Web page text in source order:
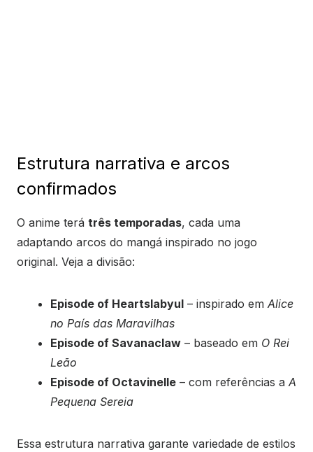
Estrutura narrativa e arcos
confirmados
O anime terá três temporadas, cada uma
adaptando arcos do mangá inspirado no jogo
original. Veja a divisão:
Episode of Heartslabyul – inspirado em Alice
no País das Maravilhas
Episode of Savanaclaw – baseado em O Rei
Leão
Episode of Octavinelle – com referências a A
Pequena Sereia
Essa estrutura narrativa garante variedade de estilos